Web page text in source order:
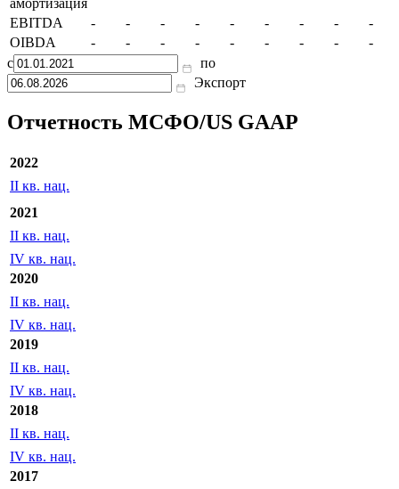
амортизация
EBITDA - - - - - - - -
-
OIBDA
- - - - - - - -
-
с
по
Экспорт
Отчетность МСФО/US GAAP
2022
II кв. нац.
2021
II кв. нац.
IV кв. нац.
2020
II кв. нац.
IV кв. нац.
2019
II кв. нац.
IV кв. нац.
2018
II кв. нац.
IV кв. нац.
2017